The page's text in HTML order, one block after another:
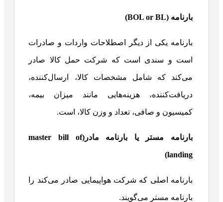
بارنامه (BOL or BL
)
بارنامه یکی از دیگر اصطلاحات واردات و صادرات
است و سندی است که شرکت حمل کالا صادر
می‌کند که شامل مشخصات کالا، ارسال‌کننده،
دریافت‌کننده، هزینه‌هایی مانند میزان بیمه،
کمیسیون و صافی، تعداد و وزن کالا، است.
بارنامه مستر یا بارنامه مادر(master bill of
landing
)
بارنامه اصلی که شرکت هواپیمایی صادر می‌کند را
بارنامه مستر می‌گویند.